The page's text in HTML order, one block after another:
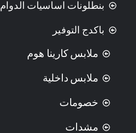
بنطلونات اساسيات الدوام
باكدج التوفير
ملابس كارينا هوم
ملابس داخلية
خصومات
مشدات